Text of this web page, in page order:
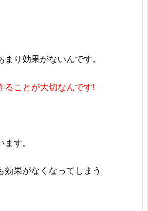
り効果がないんです。
ることが大切なんです!
す。
果がなくなってしまう